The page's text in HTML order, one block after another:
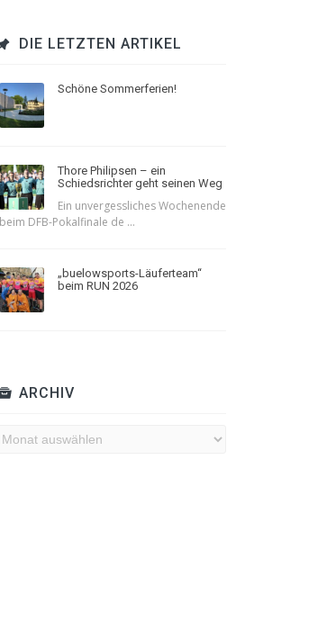
DIE LETZTEN ARTIKEL
Schöne Sommerferien!
Thore Philipsen – ein
Schiedsrichter geht seinen Weg
Ein unvergessliches Wochenende
beim DFB-Pokalfinale de ...
„buelowsports-Läuferteam“
beim RUN 2026
ARCHIV
Archiv